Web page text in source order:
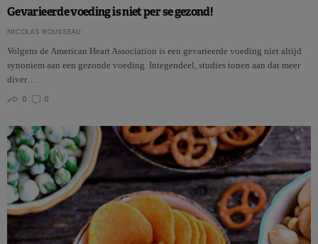
Gevarieerde voeding is niet per se gezond!
NICOLAS ROUSSEAU
Volgens de American Heart Association is een gevarieerde voeding niet altijd
synoniem aan een gezonde voeding. Integendeel, studies tonen aan dat meer
diver…
0
0